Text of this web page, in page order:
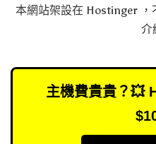
本網站架設在 Hostinger，
介
主機費貴貴？💥